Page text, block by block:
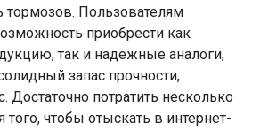
тормозов. Пользователям
приобрести как
так и надежные аналоги,
запас прочности,
Достаточно потратить несколько
чтобы отыскать в интернет-